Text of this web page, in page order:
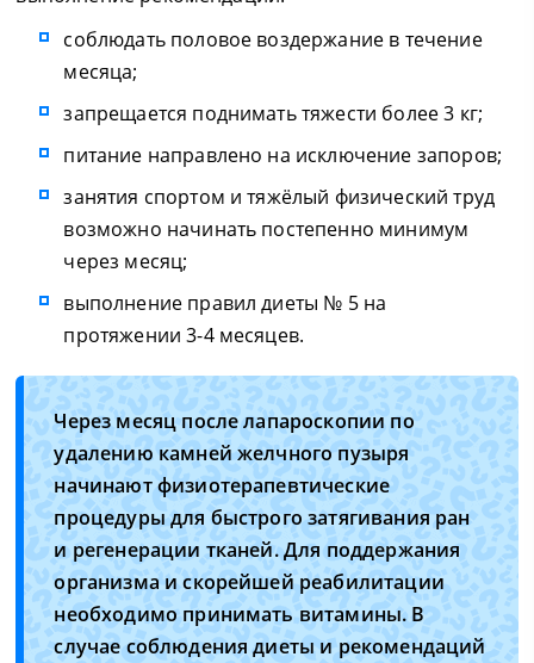
соблюдать половое воздержание в течение
месяца;
запрещается поднимать тяжести более 3 кг;
питание направлено на исключение запоров;
занятия спортом и тяжёлый физический труд
возможно начинать постепенно минимум
через месяц;
выполнение правил диеты № 5 на
протяжении 3-4 месяцев.
Через месяц после лапароскопии по
удалению камней желчного пузыря
начинают физиотерапевтические
процедуры для быстрого затягивания ран
и регенерации тканей. Для поддержания
организма и скорейшей реабилитации
необходимо принимать витамины. В
случае соблюдения диеты и рекомендаций